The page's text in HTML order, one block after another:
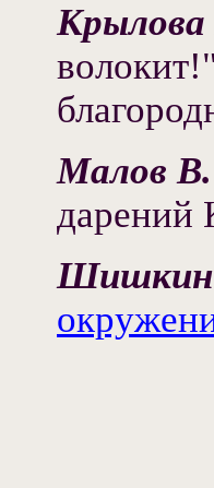
Малов
дарений
Шишкин